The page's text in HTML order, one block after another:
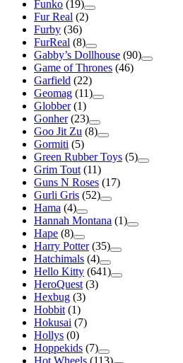
Funko (19)
Fur Real (2)
Furby (36)
FurReal (8)
Gabby’s Dollhouse (90)
Game of Thrones (46)
Garfield (22)
Geomag (11)
Globber (1)
Gonher (23)
Goo Jit Zu (8)
Gormiti (5)
Green Rubber Toys (5)
Grim Tout (11)
Guns N Roses (17)
Gurli Gris (52)
Hama (4)
Hannah Montana (1)
Hape (8)
Harry Potter (35)
Hatchimals (4)
Hello Kitty (641)
HeroQuest (3)
Hexbug (3)
Hobbit (1)
Hokusai (7)
Hollys (0)
Hoppekids (7)
Hot Wheels (113)